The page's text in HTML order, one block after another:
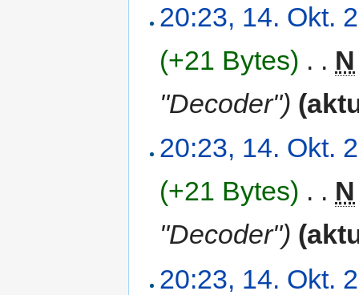
20:23, 14. Okt.
(+21 Bytes) . . N
"Decoder")
20:23, 14. Okt.
(+21 Bytes) . . N
"Decoder")
20:23, 14. Okt.